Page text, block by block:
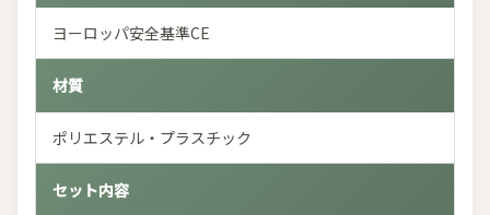
ヨーロッパ安全基準CE
材質
ポリエステル・プラスチック
セット内容